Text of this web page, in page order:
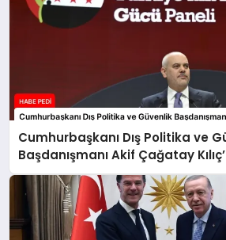
Cumhurbaşkanı Dış Politika ve
Başdanışmanı Akif Çağatay
Panelinde Önemli Açıklamalar